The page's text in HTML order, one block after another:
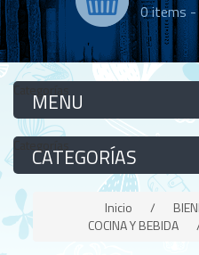
0items -
Categorías
Categorías
Inicio /
COCINA Y BEBIDA